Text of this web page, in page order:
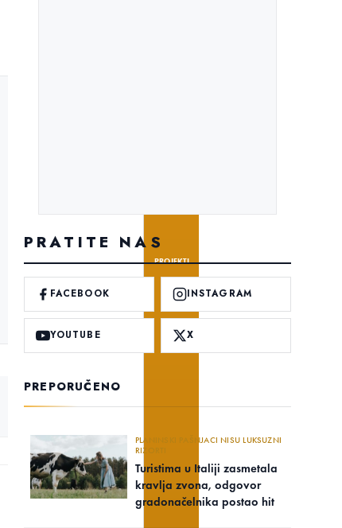
PROJEKTI
PRATITE NAS
FACEBOOK INSTAGRAM
YOUTUBE X
PREPORUČENO
PLANINSKI PAŠNJACI NISU LUKSUZNI
RIZORTI
Turistima u Italiji zasmetala
kravlja zvona, odgovor
gradonačelnika postao hit